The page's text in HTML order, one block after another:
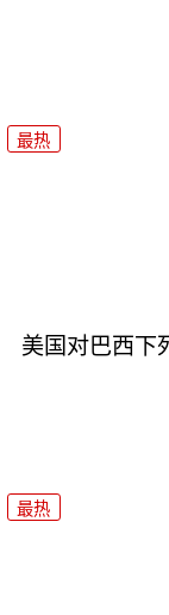
最热
美国对巴西下
最热